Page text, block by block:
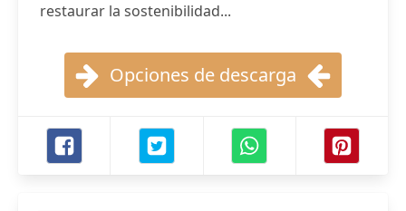
restaurar la sostenibilidad...
Opciones de descarga